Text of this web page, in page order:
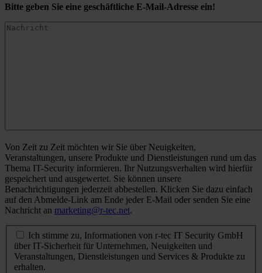
Bitte geben Sie eine geschäftliche E-Mail-Adresse ein!
Von Zeit zu Zeit möchten wir Sie über Neuigkeiten,
Veranstaltungen, unsere Produkte und Dienstleistungen rund um das
Thema IT-Security informieren. Ihr Nutzungsverhalten wird hierfür
gespeichert und ausgewertet. Sie können unsere
Benachrichtigungen jederzeit abbestellen. Klicken Sie dazu einfach
auf den Abmelde-Link am Ende jeder E-Mail oder senden Sie eine
Nachricht an marketing@r-tec.net.
Ich stimme zu, Informationen von r-tec IT Security GmbH
über IT-Sicherheit für Unternehmen, Neuigkeiten und
Veranstaltungen, Dienstleistungen und Services & Produkte zu
erhalten.